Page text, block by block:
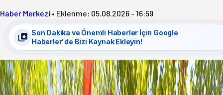
Haber Merkezi • Eklenme: 05.08.2026 - 16:59
Son Dakika ve Önemli Haberler İçin Google
Haberler'de Bizi Kaynak Ekleyin!